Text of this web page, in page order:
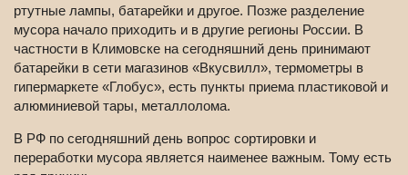
ртутные лампы, батарейки и другое. Позже разделение
мусора начало приходить и в другие регионы России. В
частности в Климовске на сегодняшний день принимают
батарейки в сети магазинов «Вкусвилл», термометры в
гипермаркете «Глобус», есть пункты приема пластиковой и
алюминиевой тары, металлолома.
В РФ по сегодняшний день вопрос сортировки и
переработки мусора является наименее важным. Тому есть